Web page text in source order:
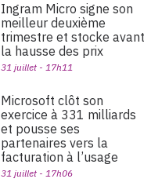
Ingram Micro signe son
meilleur deuxième
trimestre et stocke avant
la hausse des prix
31 juillet - 17h11
Microsoft clôt son
exercice à 331 milliards
et pousse ses
partenaires vers la
facturation à l’usage
31 juillet - 17h06